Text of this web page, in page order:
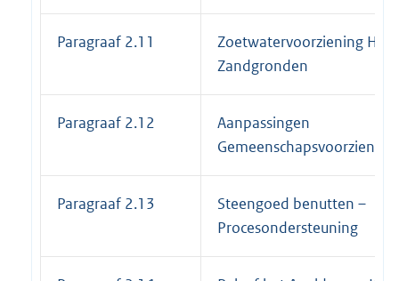
Paragraaf 2.11
Zoetwatervoorziening
Zandgronden
Paragraaf 2.12
Aanpassingen
Gemeenschapsvoorziening
Paragraaf 2.13
Steengoed benutten –
Procesondersteuning